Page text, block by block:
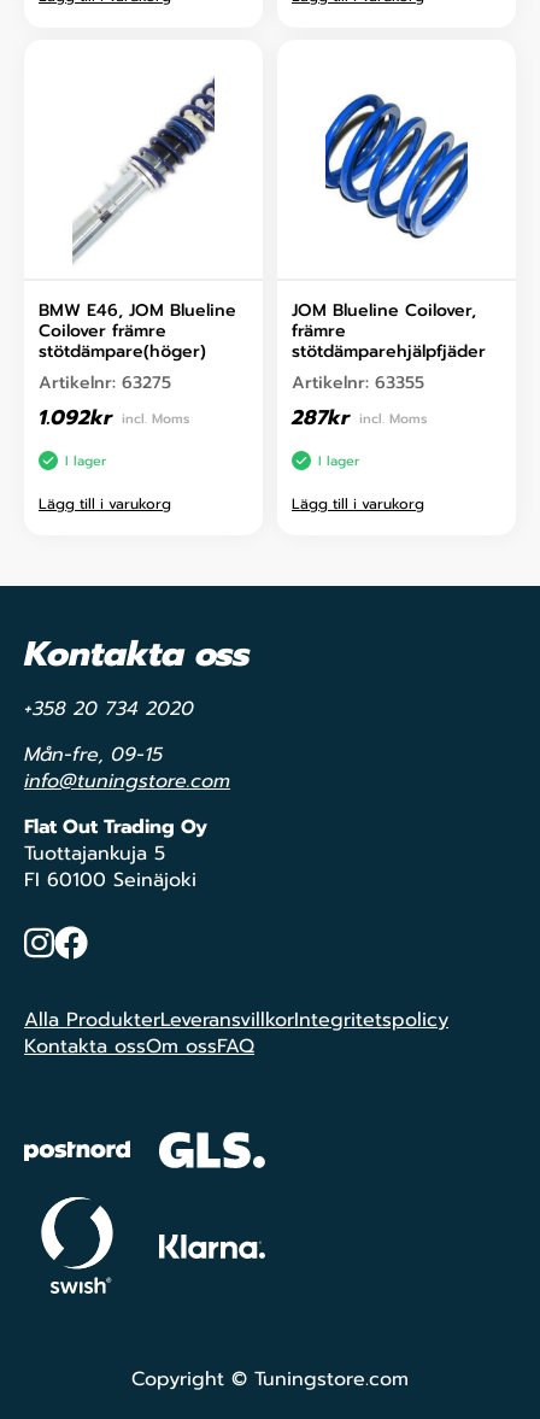
BMW E46, JOM Blueline
Coilover främre
stötdämpare(höger)
Artikelnr: 63275
1.092kr incl. Moms
I lager
Lägg till i varukorg
JOM Blueline Coilover,
främre
stötdämparehjälpfjäder
Artikelnr: 63355
287kr incl. Moms
I lager
Lägg till i varukorg
Kontakta oss
+358 20 734 2020
Mån-fre, 09-15
info@tuningstore.com
Flat Out Trading Oy
Tuottajankuja 5
FI 60100 Seinäjoki
Instagram
Facebook
Alla ProdukterLeveransvillkorIntegritetspolicy
Kontakta ossOm ossFAQ
Copyright © Tuningstore.com